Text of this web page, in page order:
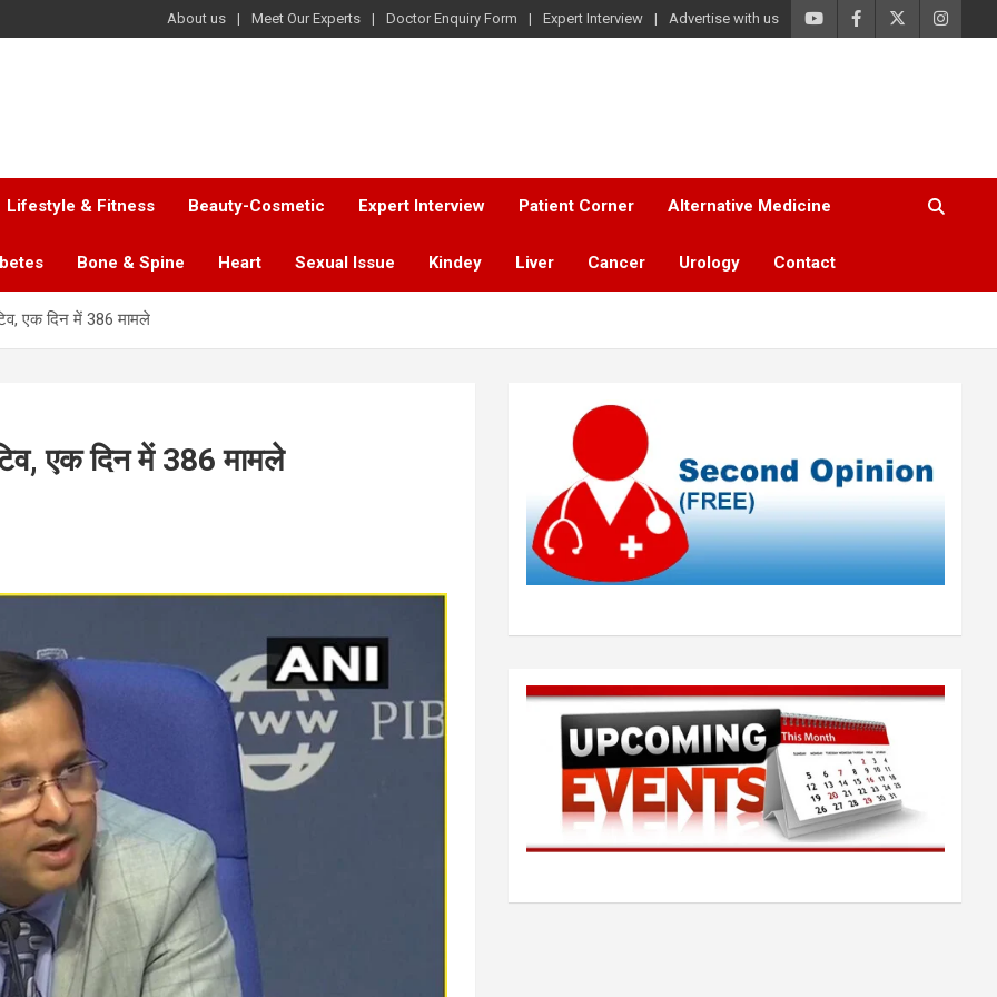
About us Meet Our Experts Doctor Enquiry Form Expert Interview Advertise with us
Lifestyle & Fitness Beauty-Cosmetic Expert Interview Patient Corner Alternative Medicine
Bone & Spine Heart Sexual Issue Kindey Liver Cancer Urology Contact
एक दिन में 386 मामले
एक दिन में 386 मामले